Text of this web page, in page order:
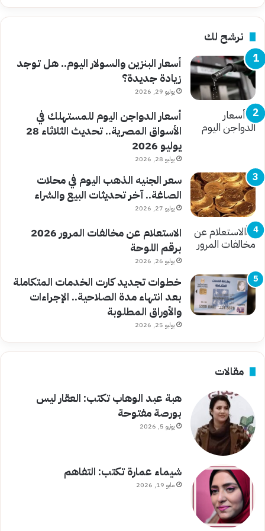
نرشح لك
أسعار البنزين والسولار اليوم.. هل توجد
زيادة جديدة؟
يوليو 29, 2026
أسعار الدواجن اليوم للمستهلك في
الأسواق المصرية.. تحديث الثلاثاء 28
يوليو 2026
يوليو 28, 2026
سعر الجنيه الذهب اليوم في محلات
الصاغة.. آخر تحديثات البيع والشراء
يوليو 27, 2026
الاستعلام عن مخالفات المرور 2026
برقم اللوحة
يوليو 26, 2026
خطوات تجديد كارت الخدمات المتكاملة
بعد انتهاء مدة الصلاحية.. الإجراءات
والأوراق المطلوبة
يوليو 25, 2026
مقالات
هبة عبد الوهاب تكتب: العقار ليس
بورصة مفتوحة
يونيو 5, 2026
شيماء عمارة تكتب: التفاهم
مايو 19, 2026